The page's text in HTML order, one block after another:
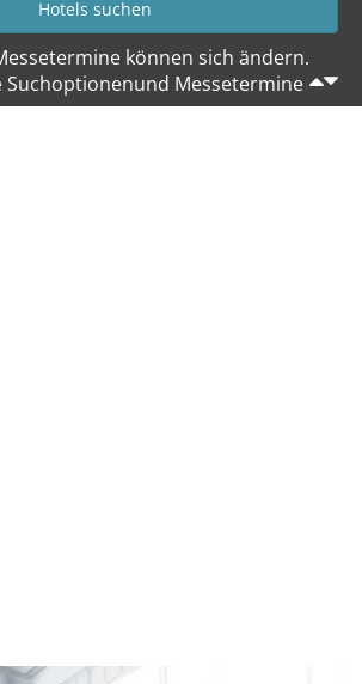
können sich ändern.
Suchoptionenund Messetermine